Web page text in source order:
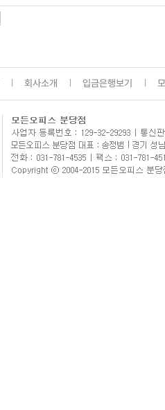
회사소개 입금은행보기